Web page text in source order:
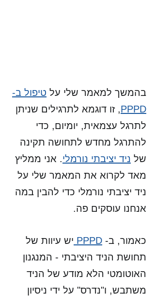
בהמשך למאמר שלי על טיפול ב-
PPPD
, זו דוגמא לתרגילים שניתן
לתרגל עצמאית, יומיום, כדי
להתרגל מחדש לתחושה תקינה
של ניד יציבתי נורמלי. אני ממליץ
מאד לקרוא את המאמר שלי על
ניד יציבתי נורמלי כדי להבין במה
אנחנו עוסקים פה.
כאמור, ב- PPPD יש עיוות של
תחושת הניד היציבתי - המנגנון
האוטומטי הלא מודע של הניד
משתבש, ו"נדרס" על ידי ניסיון